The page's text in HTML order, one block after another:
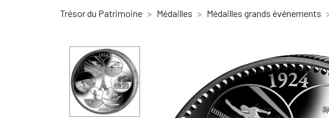
Trésor du Patrimoine Médailles Médailles grands événements